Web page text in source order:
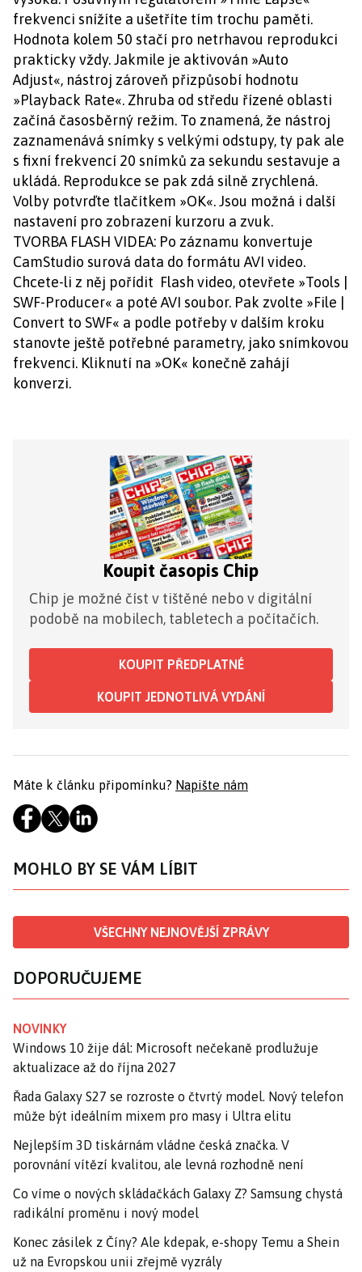
frekvenci snížíte a ušetříte tím trochu paměti.
Hodnota kolem 50 stačí pro netrhavou reprodukci
prakticky vždy. Jakmile je aktivován »Auto
Adjust«, nástroj zároveň přizpůsobí hodnotu
»Playback Rate«. Zhruba od středu řízené oblasti
začíná časosběrný režim. To znamená, že nástroj
zaznamenává snímky s velkými odstupy, ty pak ale
s fixní frekvencí 20 snímků za sekundu sestavuje a
ukládá. Reprodukce se pak zdá silně zrychlená.
Volby potvrďte tlačítkem »OK«. Jsou možná i další
nastavení pro zobrazení kurzoru a zvuk.
TVORBA FLASH VIDEA: Po záznamu konvertuje
CamStudio surová data do formátu AVI video.
Chcete-li z něj pořídit Flash video, otevřete »Tools |
SWF-Producer« a poté AVI soubor. Pak zvolte »File |
Convert to SWF« a podle potřeby v dalším kroku
stanovte ještě potřebné parametry, jako snímkovou
frekvenci. Kliknutí na »OK« konečně zahájí
konverzi.
Koupit časopis Chip
Chip je možné číst v tištěné nebo v digitální
podobě na mobilech, tabletech a počítačích.
KOUPIT PŘEDPLATNÉ
KOUPIT JEDNOTLIVÁ VYDÁNÍ
Máte k článku připomínku? Napište nám
MOHLO BY SE VÁM LÍBIT
VŠECHNY NEJNOVĚJŠÍ ZPRÁVY
DOPORUČUJEME
NOVINKY
Windows 10 žije dál: Microsoft nečekaně prodlužuje
aktualizace až do října 2027
Řada Galaxy S27 se rozroste o čtvrtý model. Nový telefon
může být ideálním mixem pro masy i Ultra elitu
Nejlepším 3D tiskárnám vládne česká značka. V
porovnání vítězí kvalitou, ale levná rozhodně není
Co víme o nových skládačkách Galaxy Z? Samsung chystá
radikální proměnu i nový model
Konec zásilek z Číny? Ale kdepak, e-shopy Temu a Shein
už na Evropskou unii zřejmě vyzrály